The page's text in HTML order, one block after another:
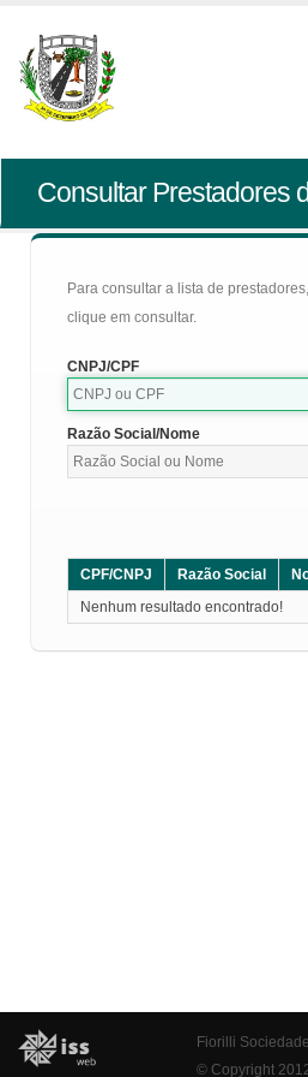
Consultar Prestadores
Para consultar a lista de
clique em consultar.
CNPJ/CPF
Razão Social/Nome
CPF/CNPJ Razão Social
Nenhum resultado encontrado!
Fiorilli
© Copyright